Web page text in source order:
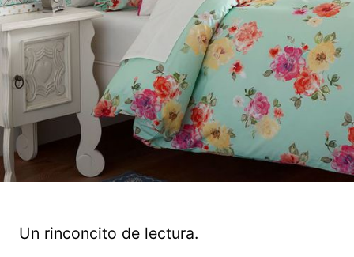
Un rinconcito de lectura.